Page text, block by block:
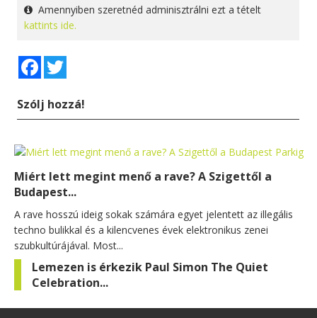
Amennyiben szeretnéd adminisztrálni ezt a tételt
kattints ide.
Facebook
Szólj hozzá!
Miért lett megint menő a rave? A Szigettől a
Budapest...
A rave hosszú ideig sokak számára egyet jelentett az illegális
techno bulikkal és a kilencvenes évek elektronikus zenei
szubkultúrájával. Most...
Lemezen is érkezik Paul Simon The Quiet
Celebration...